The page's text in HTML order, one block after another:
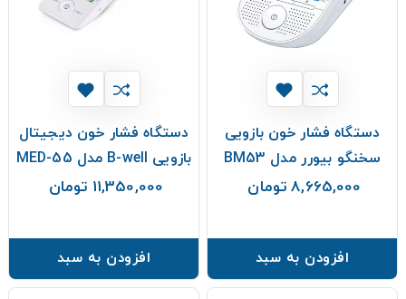
دستگاه فشار خون بازویی
سخنگو بیورر مدل BM53
8,665,000 تومان
افزودن به سبد
دستگاه فشار خون دیجیتال
بازویی B-well مدل MED-55
11,350,000 تومان
افزودن به سبد